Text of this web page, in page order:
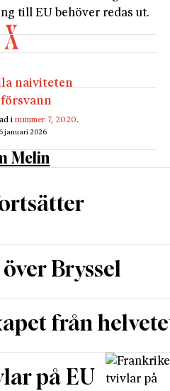
till EU behöver redas ut.
naiviteten
inummer 7, 2020.
januari 2026
Melin
Bryssel
från
på EU